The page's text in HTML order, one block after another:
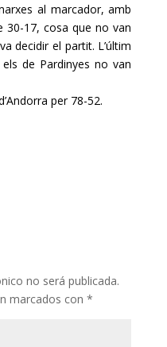
al marcador, amb
30-17, cosa que no van
decidir el partit. L’últim
de Pardinyes no van
per 78-52.
no será publicada.
marcados con *